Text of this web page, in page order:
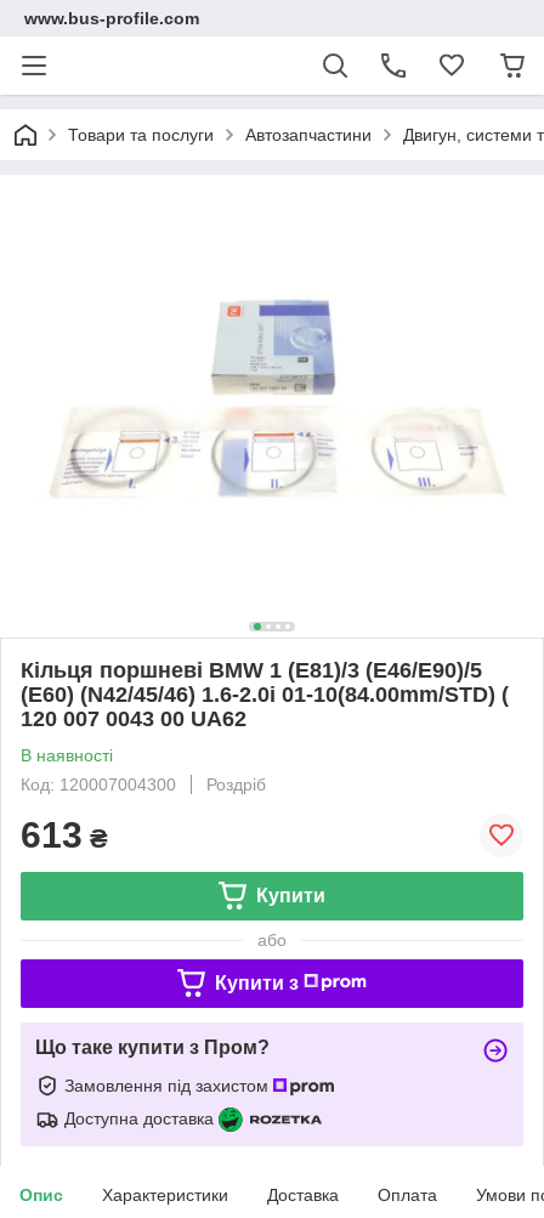
www.bus-profile.com
Товари та послуги Автозапчастини Двигун, системи
Кільця поршневі BMW 1 (E81)/3 (E46/E90)/5
(E60) (N42/45/46) 1.6-2.0i 01-10(84.00mm/STD) (
120 007 0043 00 UA62
В наявності
Код: 120007004300
Роздріб
613 ₴
Купити
або
Купити з
Що таке купити з Пром?
Замовлення під захистом
Доступна доставка
Опис Характеристики Доставка Оплата Умови